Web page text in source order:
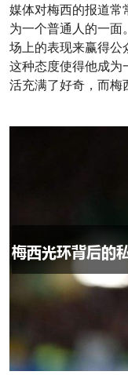
媒体对梅西的报道
为一个普通人的一
场上的表现来赢得公
这种态度使得他成
活充满了好奇，而梅